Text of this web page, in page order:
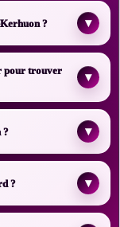
? ▾
pour trouver
▾
? ▾
? ▾